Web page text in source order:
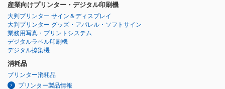
産業向けプリンター・デジタル印刷機
大判プリンター サイン＆ディスプレイ
大判プリンター グッズ・アパレル・ソフトサイン
業務用写真・プリントシステム
デジタルラベル印刷機
デジタル捺染機
消耗品
プリンター消耗品
プリンター製品情報